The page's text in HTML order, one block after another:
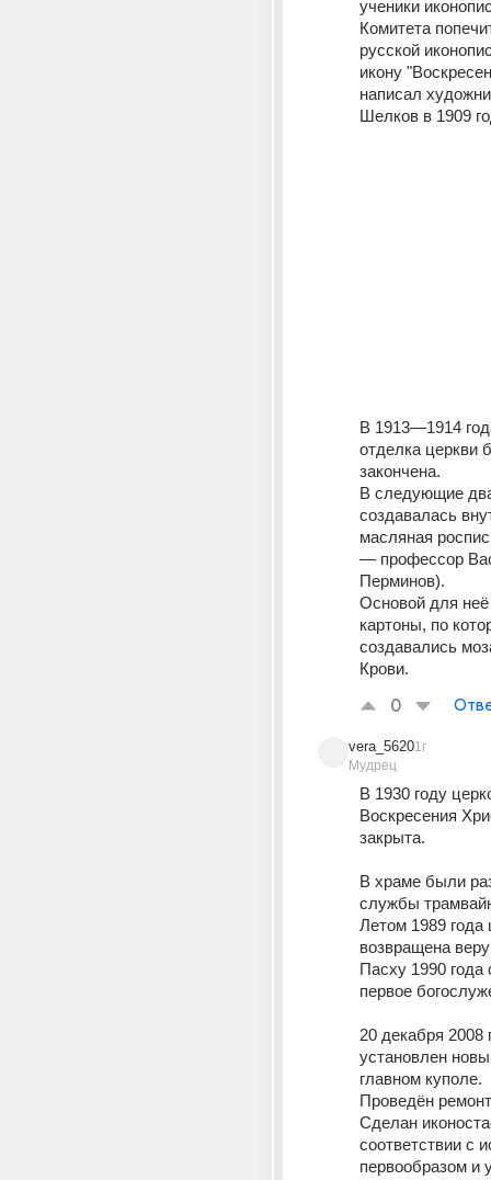
ученики
Комитета
русской
икону
написал
Шелков в 1909
В 1913—1914
отделка церкви
закончена.
В следующие
создавалась
масляная
— профессор
Перминов).
Основой для
картоны, по
создавались
Крови.
0
vera_5620
Мудрец
1г
В 1930 году
Воскресения
закрыта.
В храме были
службы
Летом 1989
возвращена
Пасху 1990 года
первое
20 декабря 2008
установлен
главном куполе.
Проведён
Сделан
соответствии с
первообразом и